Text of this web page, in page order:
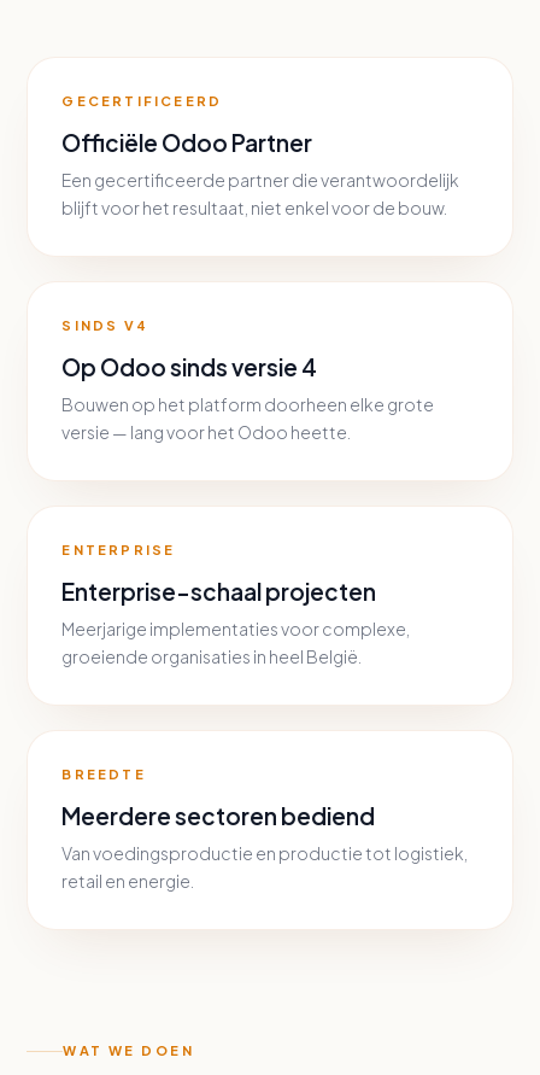
GECERTIFICEERD
Officiële Odoo Partner
Een gecertificeerde partner die verantwoordelijk
blijft voor het resultaat, niet enkel voor de bouw.
SINDS V4
Op Odoo sinds versie 4
Bouwen op het platform doorheen elke grote
versie — lang voor het Odoo heette.
ENTERPRISE
Enterprise-schaal projecten
Meerjarige implementaties voor complexe,
groeiende organisaties in heel België.
BREEDTE
Meerdere sectoren bediend
Van voedingsproductie en productie tot logistiek,
retail en energie.
WAT WE DOEN